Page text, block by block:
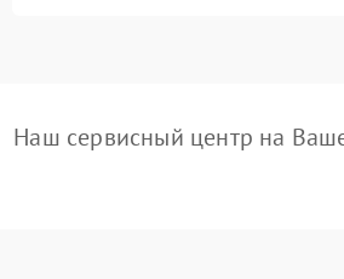
Наш сервисный центр на